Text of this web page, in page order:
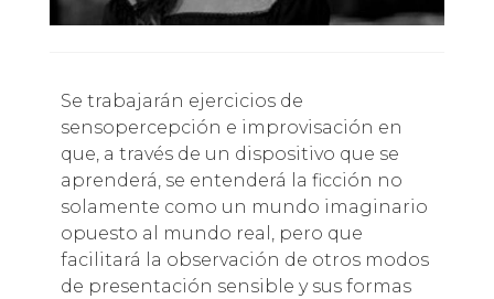
Se trabajarán ejercicios de
sensopercepción e improvisación en
que, a través de un dispositivo que se
aprenderá, se entenderá la ficción no
solamente como un mundo imaginario
opuesto al mundo real, pero que
facilitará la observación de otros modos
de presentación sensible y sus formas